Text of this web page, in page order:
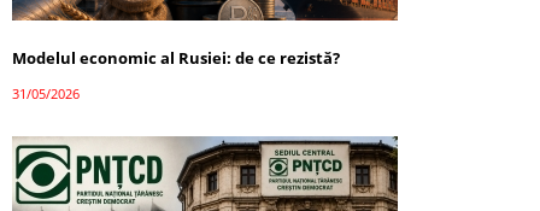
Modelul economic al Rusiei: de ce rezistă?
31/05/2026